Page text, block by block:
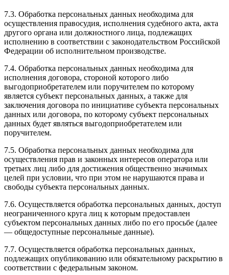
7.3. Обработка персональных данных необходима для
осуществления правосудия, исполнения судебного акта, акта
другого органа или должностного лица, подлежащих
исполнению в соответствии с законодательством Российской
Федерации об исполнительном производстве.
7.4. Обработка персональных данных необходима для
исполнения договора, стороной которого либо
выгодоприобретателем или поручителем по которому
является субъект персональных данных, а также для
заключения договора по инициативе субъекта персональных
данных или договора, по которому субъект персональных
данных будет являться выгодоприобретателем или
поручителем.
7.5. Обработка персональных данных необходима для
осуществления прав и законных интересов оператора или
третьих лиц либо для достижения общественно значимых
целей при условии, что при этом не нарушаются права и
свободы субъекта персональных данных.
7.6. Осуществляется обработка персональных данных, доступ
неограниченного круга лиц к которым предоставлен
субъектом персональных данных либо по его просьбе (далее
— общедоступные персональные данные).
7.7. Осуществляется обработка персональных данных,
подлежащих опубликованию или обязательному раскрытию в
соответствии с федеральным законом.